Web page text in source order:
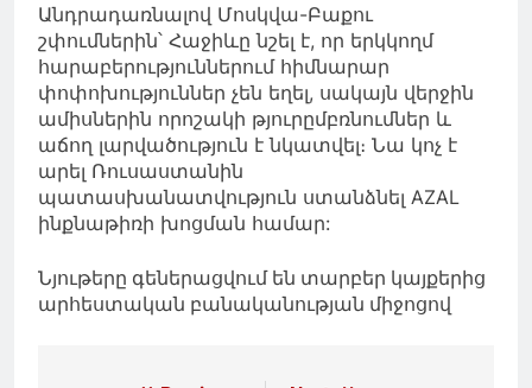
Անդրադառնալով Մոսկվա-Բաքու
շփումներին՝ Հաջիևը նշել է, որ երկկողմ
հարաբերություններում հիմնարար
փոփոխություններ չեն եղել, սակայն վերջին
ամիսներին որոշակի թյուրըմբռնումներ և
աճող լարվածություն է նկատվել։ Նա կոչ է
արել Ռուսաստանին
պատասխանատվություն ստանձնել AZAL
ինքնաթիռի խոցման համար:
Նյութերը գեներացվում են տարբեր կայքերից
արհեստական բանականության միջոցով